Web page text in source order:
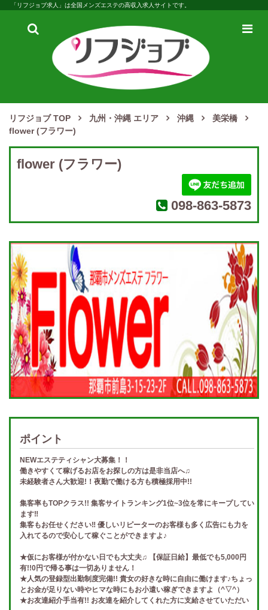
「リフジョブ求人」は全国メンズエステの高収入求人サイトです。
検
メ
リフジョブ TOP 九州・沖縄 エリア 沖縄
美栄橋
flower (フラワー)
flower (フラワー)
098-863-5873
ポイント
NEWエステティシャン大募集！！
働きやすくて稼げるお店をお探しの方は是非当店へ♫
未経験者さん大歓迎!！夜勤で働ける方も積極採用中!!
集客率もTOPクラス!! 集客サイトランキング1位~3位を常にキープしてい
ます‼
集客もお任せください‼ 優しいリピーターのお客様も多く広告にも力を
入れてるので安心して稼ぐことができますよ♪
★仮にお客様が付かない日でも大丈夫♫ 【保証日給】最低でも5,000円
有!!0円で帰る事は一切ありません！
★人気の登録型出勤制度完備!! 貴女の好きな時に自由に働けます♪ちょっ
とお金が足りない時やヒマな時にもお小遣い稼ぎできますよ（^▽^）
★お友達紹介手当有!! お友達を紹介してくれた方に支給させていただい